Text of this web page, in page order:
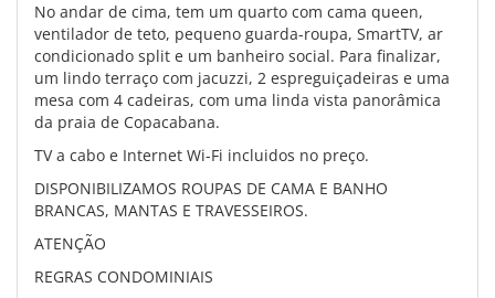
No andar de cima, tem um quarto com cama queen,
ventilador de teto, pequeno guarda-roupa, SmartTV, ar
condicionado split e um banheiro social. Para finalizar,
um lindo terraço com jacuzzi, 2 espreguiçadeiras e uma
mesa com 4 cadeiras, com uma linda vista panorâmica
da praia de Copacabana.
TV a cabo e Internet Wi-Fi incluidos no preço.
DISPONIBILIZAMOS ROUPAS DE CAMA E BANHO
BRANCAS, MANTAS E TRAVESSEIROS.
ATENÇÃO
REGRAS CONDOMINIAIS